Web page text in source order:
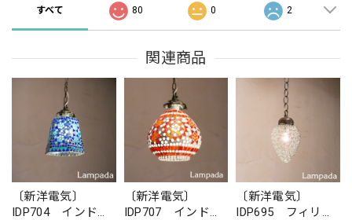
すべて 80 0 2
関連商品
〔新洋電気〕
IDP704 インド・
〔新洋電気〕
IDP707 インド・
〔新洋電気〕
IDP695 フィリピ